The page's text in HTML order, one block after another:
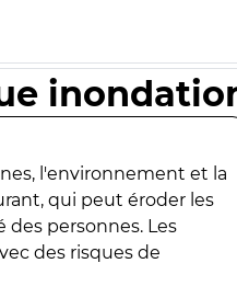
l'environnement et la
qui peut éroder les
personnes. Les
des risques de